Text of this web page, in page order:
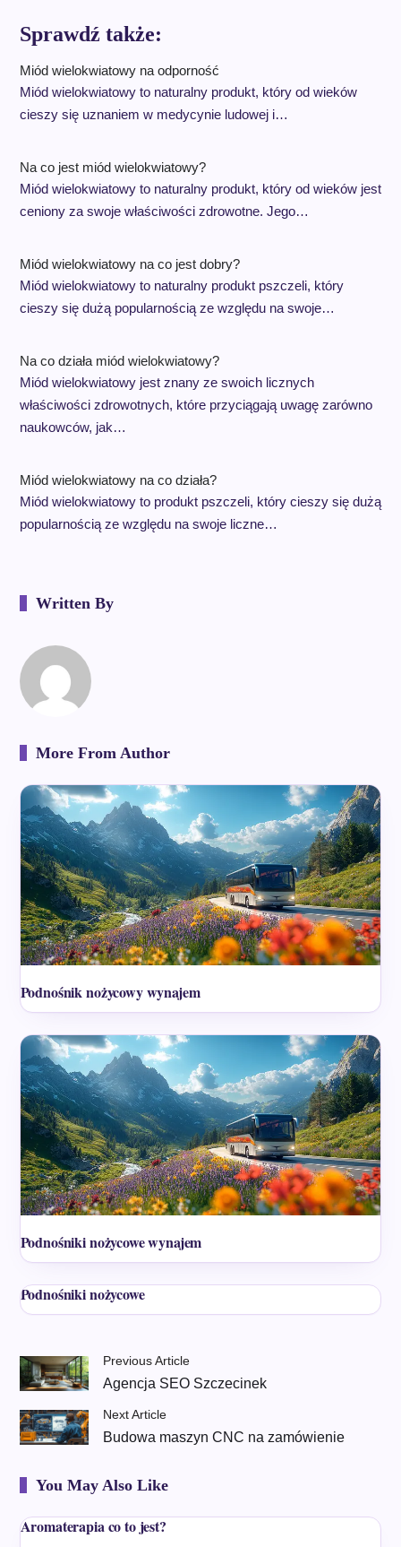
Sprawdź także:
Miód wielokwiatowy na odporność
Miód wielokwiatowy to naturalny produkt, który od wieków
cieszy się uznaniem w medycynie ludowej i…
Na co jest miód wielokwiatowy?
Miód wielokwiatowy to naturalny produkt, który od wieków jest
ceniony za swoje właściwości zdrowotne. Jego…
Miód wielokwiatowy na co jest dobry?
Miód wielokwiatowy to naturalny produkt pszczeli, który
cieszy się dużą popularnością ze względu na swoje…
Na co działa miód wielokwiatowy?
Miód wielokwiatowy jest znany ze swoich licznych
właściwości zdrowotnych, które przyciągają uwagę zarówno
naukowców, jak…
Miód wielokwiatowy na co działa?
Miód wielokwiatowy to produkt pszczeli, który cieszy się dużą
popularnością ze względu na swoje liczne…
Written By
More From Author
Podnośnik nożycowy wynajem
Podnośniki nożycowe wynajem
Podnośniki nożycowe
Previous Article
Agencja SEO Szczecinek
Next Article
Budowa maszyn CNC na zamówienie
You May Also Like
Aromaterapia co to jest?